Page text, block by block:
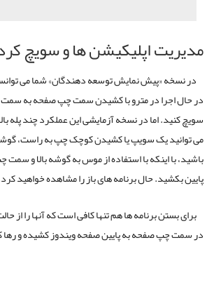
مدیریت اپلیکیشن ها و سویچ
در نسخه «پیش نمایش توسعه دهندگان» شما می
در حال اجرا در مترو با کشیدن سمت چپ صفحه به
سویچ کنید. اما در نسخه آزمایشی این عملکرد چند پله
می توانید یک سویپ یا کشیدن کوچک چپ به راست،
باشید، با اینکه با استفاده از موس به گوشه بالا و
پایین بکشید. حال برنامه های باز را مشاهده خواهید
در سمت چپ صفحه به پایین صفحه ویندوز کشیده و رها